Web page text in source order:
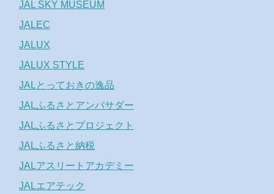
JAL SKY MUSEUM
JALEC
JALUX
JALUX STYLE
JALとっておきの逸品
JALふるさとアンバサダー
JALふるさとプロジェクト
JALふるさと納税
JALアスリートアカデミー
JALエアテック